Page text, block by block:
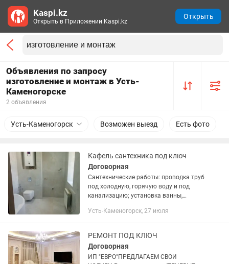
Объявления по запросу
изготовление и монтаж в Усть-
Каменогорске
2 объявления
Усть-Каменогорск Возможен выезд Есть фото
Кафель сантехника под ключ
Договорная
Сантехнические работы: проводка труб
под холодную, горячую воду и под
канализацию; установка ванны,
элементов в санузле любой сложности.
Усть-Каменогорск, 27 июля
РЕМОНТ ПОД КЛЮЧ
Договорная
ИП "ЕВРО"ПРЕДЛАГАЕМ СВОИ
Kaspi.kz
Открыть в Приложении Kaspi.kz
Открыть